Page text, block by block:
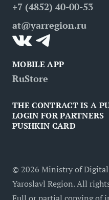
Contacts
Medical tourism
Inclusive tourism
+7 (4852) 40-00-53
at@yarregion.ru
MOBILE APP
RuStore
THE CONTRACT IS A
LOGIN FOR PARTNERS
PUSHKIN CARD
© 2026 Ministry of
Yaroslavl Region. All